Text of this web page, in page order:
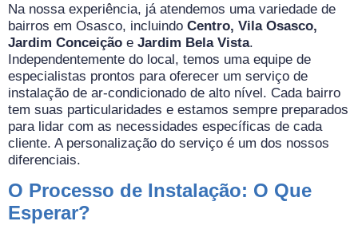
Na nossa experiência, já atendemos uma variedade de
bairros em Osasco, incluindo Centro, Vila Osasco,
Jardim Conceição e Jardim Bela Vista.
Independentemente do local, temos uma equipe de
especialistas prontos para oferecer um serviço de
instalação de ar-condicionado de alto nível. Cada bairro
tem suas particularidades e estamos sempre preparados
para lidar com as necessidades específicas de cada
cliente. A personalização do serviço é um dos nossos
diferenciais.
O Processo de Instalação: O Que
Esperar?